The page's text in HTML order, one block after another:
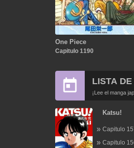
One Piece
Capitulo 1190
LISTA
¡Lee el manga
Katsu!
Capitulo
Capitulo